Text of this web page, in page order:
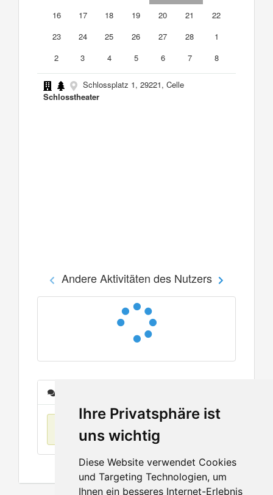
Ihre Privatsphäre ist
uns wichtig
Diese Website verwendet Cookies
und Targeting Technologien, um
Ihnen ein besseres Internet-Erlebnis
16
17 18 19 20 21
22
23
24 25 26 27 28
1
2
3 4 5 6 7 8
Schlossplatz 1, 29221, Celle
Schlosstheater
Andere Aktivitäten des Nutzers
Keine Einträge